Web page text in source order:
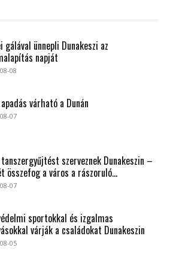
gálával ünnepli Dunakeszi az
napját
08
várható a Dunán
07
szerveznek Dunakeszin –
összefog a város a rászoruló...
07
sportokkal és izgalmas
várják a családokat Dunakeszin
05